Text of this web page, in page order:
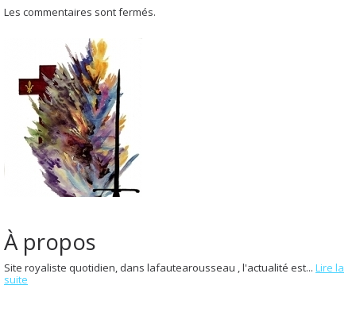
Les commentaires sont fermés.
À propos
Site royaliste quotidien, dans lafautearousseau , l'actualité est... Lire la
suite